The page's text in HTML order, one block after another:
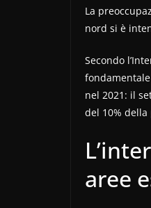
La
nord si è
Secondo
nel 2021: il
del 10% della
aree